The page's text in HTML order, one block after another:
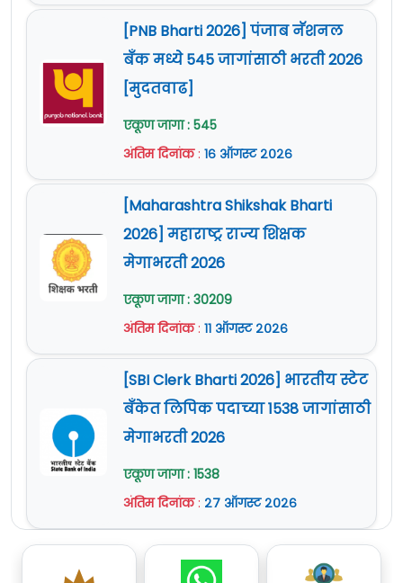
सविस्तर माहितीसाठी कृपया जाहिरात वाचावी.
अधिक माहितीwww.maharashtra.gov.inया
वेबसाईट वर दिलेली आहे.
[PNB Bharti 2026] पंजाब नॅशनल
बँक मध्ये 545 जागांसाठी भरती 2026
[मुदतवाढ]
एकूण जागा : 545
अंतिम दिनांक: १६ ऑगस्ट २०२६
[Maharashtra Shikshak Bharti
2026] महाराष्ट्र राज्य शिक्षक
मेगाभरती 2026
एकूण जागा : 30209
अंतिम दिनांक: ११ ऑगस्ट २०२६
[SBI Clerk Bharti 2026] भारतीय स्टेट
बँकेत लिपिक पदाच्या 1538 जागांसाठी
मेगाभरती 2026
एकूण जागा : 1538
अंतिम दिनांक: २७ ऑगस्ट २०२६